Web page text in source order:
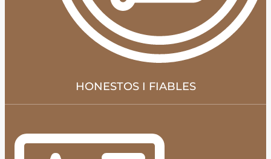
HONESTOS I FIABLES